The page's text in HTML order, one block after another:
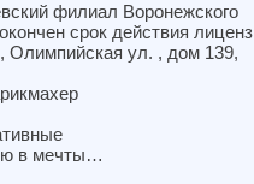
филиал Воронежского
срок действия
Олимпийская ул. , дом 139,
в мечты…